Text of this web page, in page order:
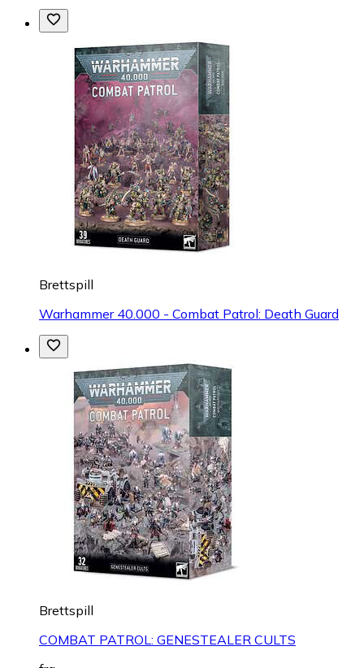
Brettspill
Warhammer 40.000 - Combat Patrol: Death Guard
Brettspill
COMBAT PATROL: GENESTEALER CULTS